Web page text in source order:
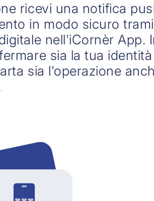
ricevi una notifica
in modo sicuro
nell'iCornèr App.
sia la tua identità
sia l'operazione